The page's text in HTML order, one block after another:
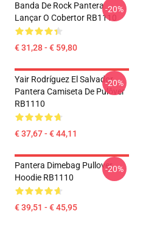
Banda De Rock Pantera
Lançar O Cobertor RB1110
€ 31,28 - € 59,80
-20%
Yair Rodríguez El Salvador
Pantera Camiseta De Pulôver
RB1110
€ 37,67 - € 44,11
-20%
Pantera Dimebag Pullover
Hoodie RB1110
€ 39,51 - € 45,95
-20%